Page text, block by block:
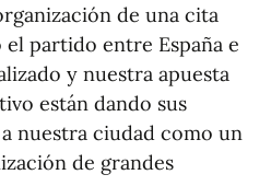
de una cita
partido entre España e
y nuestra apuesta
están dando sus
nuestra ciudad como un
de grandes